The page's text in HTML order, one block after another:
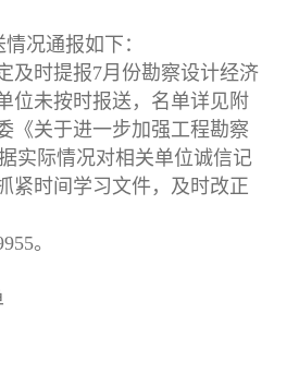
况通报如下：
及时提报7月份勘察设计经济
位未按时报送，名单详见附
《关于进一步加强工程勘察
实际情况对相关单位诚信记
紧时间学习文件，及时改正
。